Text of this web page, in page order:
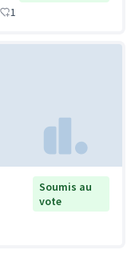
1
Soumis au
vote